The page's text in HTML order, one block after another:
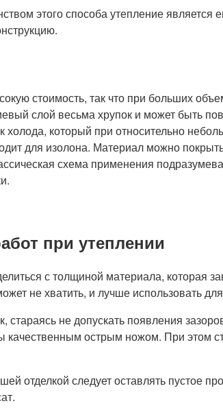
этого способа утепление
стоимость, так что при больших
слой весьма хрупок и может быть
холода, который при относительно
для изолона. Материал можно
схема применения
при утеплении
с толщиной материала, которая
не хватить, и лучше использовать
стараясь не допускать появления
качественным острым ножом. При этом
отделкой следует оставлять пустое